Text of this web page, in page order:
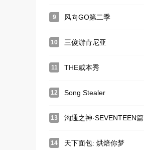
9 风向GO第二季
10 三傻游肯尼亚
11 THE威本秀
12 Song Stealer
13 沟通之神·SEVENTEEN篇
14 天下面包: 烘焙你梦